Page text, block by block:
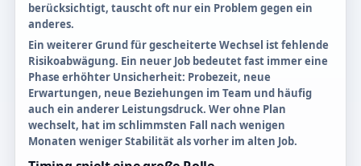
berücksichtigt, tauscht oft nur ein Problem gegen ein
anderes.
Ein weiterer Grund für gescheiterte Wechsel ist fehlende
Risikoabwägung. Ein neuer Job bedeutet fast immer eine
Phase erhöhter Unsicherheit: Probezeit, neue
Erwartungen, neue Beziehungen im Team und häufig
auch ein anderer Leistungsdruck. Wer ohne Plan
wechselt, hat im schlimmsten Fall nach wenigen
Monaten weniger Stabilität als vorher im alten Job.